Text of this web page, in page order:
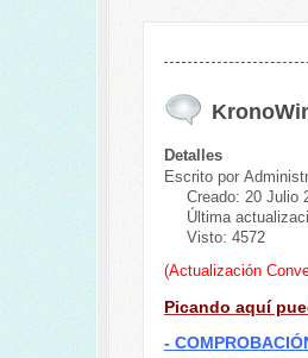
Detalles
Escrito por
Creado: 20 Julio
Última
Visto: 4572
(Actualización
Picando aquí
-